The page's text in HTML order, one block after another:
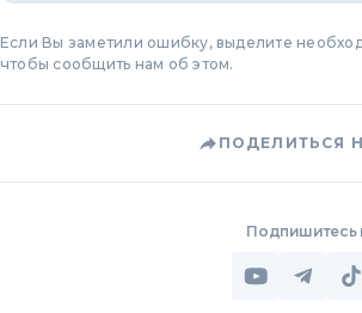
Если Вы заметили ошибку, выделите
чтобы сообщить нам об этом.
ПОДЕЛИТЬСЯ
Подпишитесь